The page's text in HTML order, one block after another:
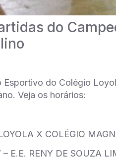
do
do Colégio
Veja os horários:
X COLÉGIO
E.E. RENY DE SOUZA